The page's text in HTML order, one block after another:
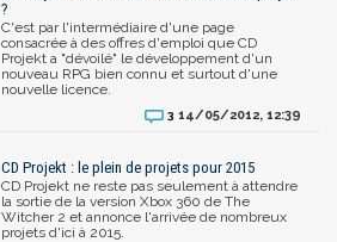
?
C'est par l'intermédiaire d'une page
consacrée à des offres d'emploi que CD
Projekt a "dévoilé" le développement d'un
nouveau RPG bien connu et surtout d'une
nouvelle licence.
3 14/05/2012, 12:39
CD Projekt : le plein de projets pour 2015
CD Projekt ne reste pas seulement à attendre
la sortie de la version Xbox 360 de The
Witcher 2 et annonce l'arrivée de nombreux
projets d'ici à 2015.